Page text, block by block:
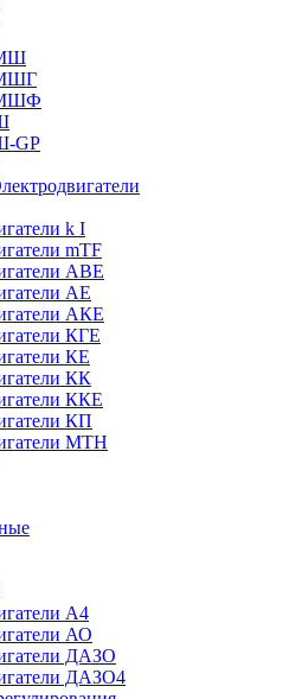
GP
k I
mTF
АВЕ
АЕ
АКЕ
КГЕ
КЕ
КК
ККЕ
КП
МТН
А4
АО
ДАЗО
ДАЗО4